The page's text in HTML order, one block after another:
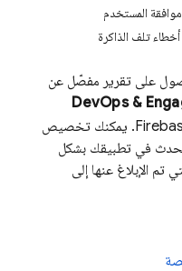
المستخدم
على تقرير مفصّل عن
DevOps &
console. يمكنك تخصيص
يحدث في تطبيقك بشكل
تم الإبلاغ عنها إلى